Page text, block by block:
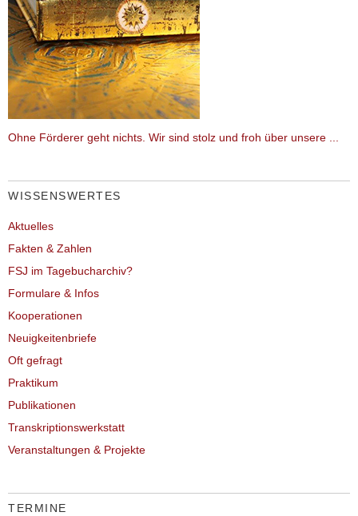
Ohne Förderer geht nichts. Wir sind stolz und froh über unsere ...
WISSENSWERTES
Aktuelles
Fakten & Zahlen
FSJ im Tagebucharchiv?
Formulare & Infos
Kooperationen
Neuigkeitenbriefe
Oft gefragt
Praktikum
Publikationen
Transkriptionswerkstatt
Veranstaltungen & Projekte
TERMINE